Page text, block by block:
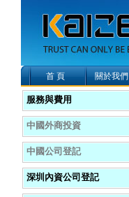
首 頁 關於我們
服務與費用
中國外商投資
中國公司登記
深圳內資公司登記